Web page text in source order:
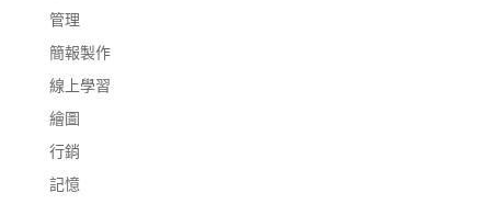
管理
簡報製作
線上學習
繪圖
行銷
記憶